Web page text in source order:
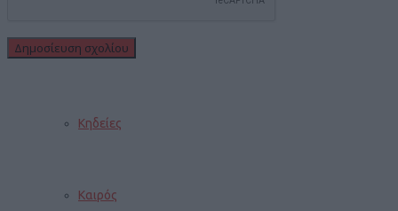
Αγγελίες
Κηδείες
Καιρός